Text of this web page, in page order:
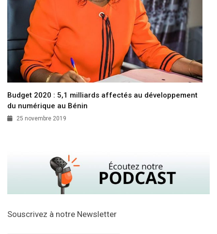
Budget 2020 : 5,1 milliards affectés au développement
du numérique au Bénin
25 novembre 2019
Souscrivez à notre Newsletter